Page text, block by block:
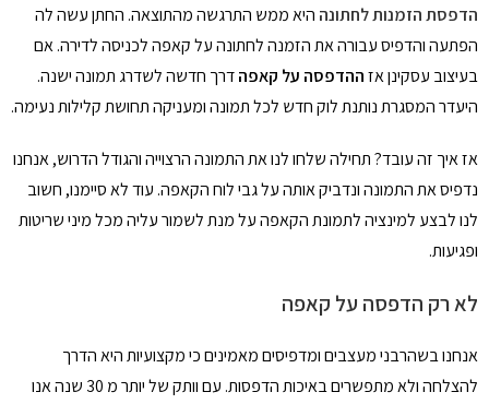
הדפסת הזמנות לחתונה היא ממש התרגשה מהתוצאה. החתן עשה לה
הפתעה והדפיס עבורה את הזמנה לחתונה על קאפה לכניסה לדירה. אם
בעיצוב עסקינן אזההדפסה על קאפהדרך חדשה לשדרג תמונה ישנה.
היעדר המסגרת נותנת לוק חדש לכל תמונה ומעניקה תחושת קלילות נעימה.
אז איך זה עובד? תחילה שלחו לנו את התמונה הרצוייה והגודל הדרוש, אנחנו
נדפיס את התמונה ונדביק אותה על גבי לוח הקאפה. עוד לא סיימנו, חשוב
לנו לבצע למינציה לתמונת הקאפה על מנת לשמור עליה מכל מיני שריטות
ופגיעות.
לא רק הדפסה על קאפה
אנחנו בשהרבני מעצבים ומדפיסים מאמינים כי מקצועיות היא הדרך
להצלחה ולא מתפשרים באיכות הדפסות. עם וותק של יותר מ 30 שנה אנו